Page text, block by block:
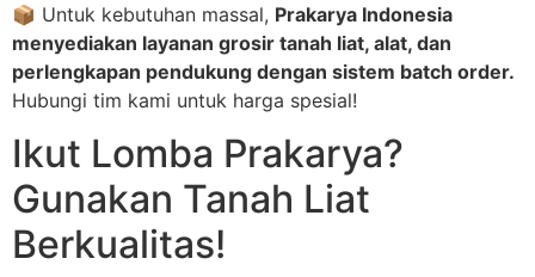
📦 Untuk kebutuhan massal, Prakarya Indonesia
menyediakan layanan grosir tanah liat, alat, dan
perlengkapan pendukung dengan sistem batch order.
Hubungi tim kami untuk harga spesial!
Ikut Lomba Prakarya?
Gunakan Tanah Liat
Berkualitas!